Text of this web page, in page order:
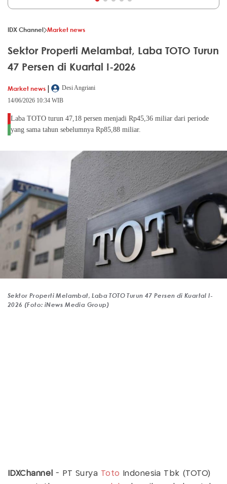
IDX Channel Market news
Sektor Properti Melambat, Laba TOTO Turun
47 Persen di Kuartal I-2026
Market news |
Desi Angriani
14/06/2026 10:34 WIB
Laba TOTO turun 47,18 persen menjadi Rp45,36 miliar dari periode
yang sama tahun sebelumnya Rp85,88 miliar.
Sektor Properti Melambat, Laba TOTO Turun 47 Persen di Kuartal I-
2026 (Foto: iNews Media Group)
IDXChannel - PT Surya Toto Indonesia Tbk (TOTO)